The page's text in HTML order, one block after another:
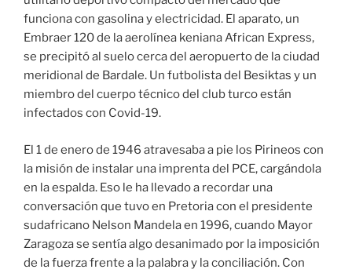
funciona con gasolina y electricidad. El aparato, un
Embraer 120 de la aerolínea keniana African Express,
se precipitó al suelo cerca del aeropuerto de la ciudad
meridional de Bardale. Un futbolista del Besiktas y un
miembro del cuerpo técnico del club turco están
infectados con Covid-19.
El 1 de enero de 1946 atravesaba a pie los Pirineos con
la misión de instalar una imprenta del PCE, cargándola
en la espalda. Eso le ha llevado a recordar una
conversación que tuvo en Pretoria con el presidente
sudafricano Nelson Mandela en 1996, cuando Mayor
Zaragoza se sentía algo desanimado por la imposición
de la fuerza frente a la palabra y la conciliación. Con